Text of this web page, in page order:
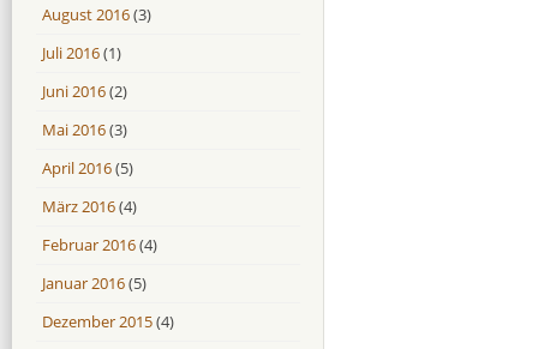
August 2016(3)
Juli 2016(1)
Juni 2016(2)
Mai 2016(3)
April 2016(5)
März 2016(4)
Februar 2016(4)
Januar 2016(5)
Dezember 2015(4)